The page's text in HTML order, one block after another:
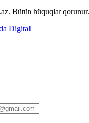
Bütün hüquqlar qorunur.
Digitall